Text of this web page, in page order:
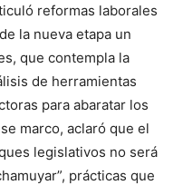
reformas laborales
la nueva etapa un
que contempla la
de herramientas
para abaratar los
marco, aclaró que el
legislativos no será
prácticas que